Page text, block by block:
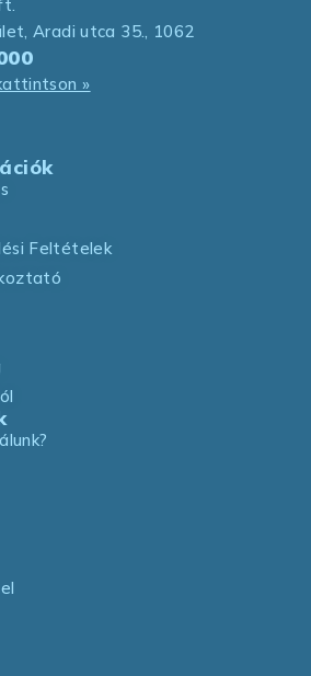
Aradi utca 35., 1062
»
Feltételek